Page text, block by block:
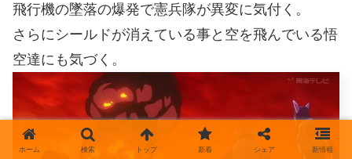
飛行機の墜落の爆発で憲兵隊が異変に気付く。
さらにシールドが消えている事と空を飛んでいる悟
空達にも気づく。
ホーム 検索 トップ 新着 シェア 新情報